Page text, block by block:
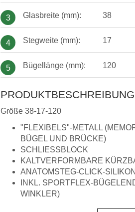
3 Glasbreite (mm): 38
4 Stegweite (mm): 17
5 Bügellänge (mm): 120
PRODUKTBESCHREIBUNG
Größe 38-17-120
"FLEXIBELS"-METALL
BÜGEL UND BRÜCKE)
SCHLIESSBLOCK
KALTVERFORMBARE
ANATOMSTEG-CLICK-
INKL. SPORTFLEX-
WINKLER)